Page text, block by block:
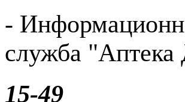
-
служба "Аптека
15-49